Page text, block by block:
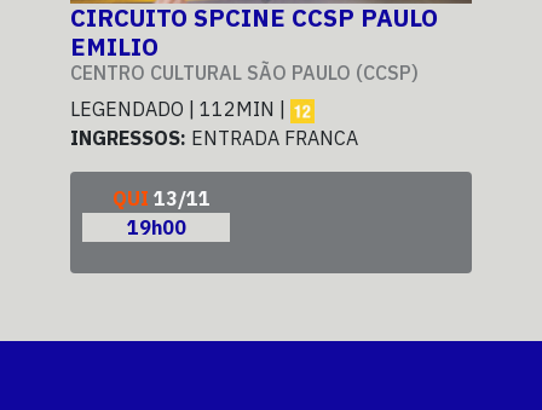
CIRCUITO SPCINE CCSP PAULO
EMILIO
CENTRO CULTURAL SÃO PAULO (CCSP)
LEGENDADO | 112MIN |
INGRESSOS: ENTRADA FRANCA
QUI 13/11
19h00